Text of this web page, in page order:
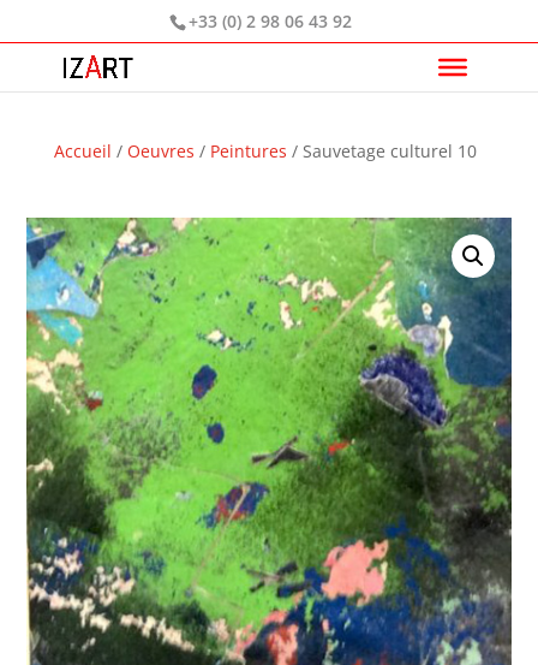
+33 (0) 2 98 06 43 92
Accueil / Oeuvres / Peintures / Sauvetage culturel 10